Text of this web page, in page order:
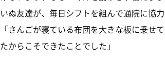
いぬ友達が、毎日シフトを組んで通院に協力
「さんごが寝ている布団を大きな板に乗せ
たからこそできたことでした」